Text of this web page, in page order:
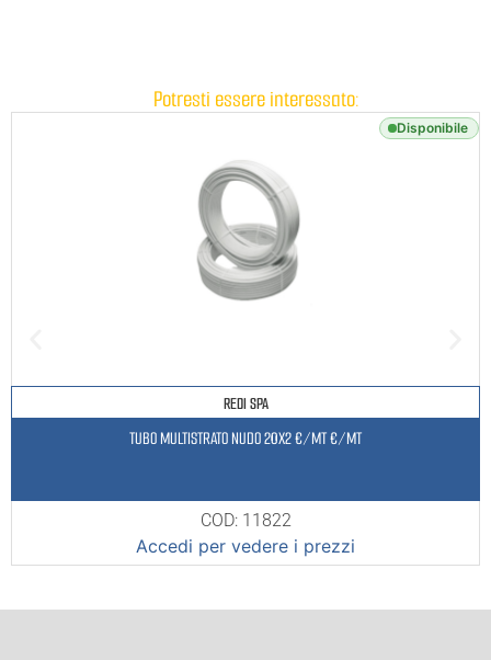
Potresti essere interessato:
Disponibile
REDI SPA
TUBO MULTISTRATO NUDO 20X2 €/MT €/MT
COD: 11822
Accedi per vedere i prezzi